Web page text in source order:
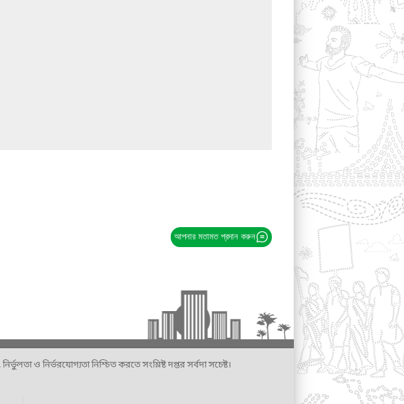
আপনার মতামত প্রদান করুন
ও নির্ভরযোগ্যতা নিশ্চিত করতে সংশ্লিষ্ট দপ্তর সর্বদা সচেষ্ট।